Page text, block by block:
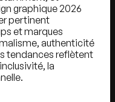
graphique 2026
pertinent
et marques
authenticité
tendances reflètent
la